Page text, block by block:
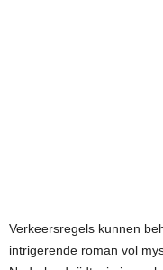
Verkeersregels kunnen
intrigerende roman vol